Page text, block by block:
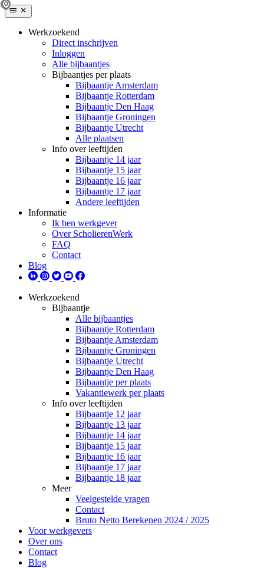
Werkzoekend
Direct inschrijven
Inloggen
Alle bijbaantjes
Bijbaantjes per plaats
Bijbaantje Amsterdam
Bijbaantje Rotterdam
Bijbaantje Den Haag
Bijbaantje Groningen
Bijbaantje Utrecht
Alle plaatsen
Info over leeftijden
Bijbaantje 14 jaar
Bijbaantje 15 jaar
Bijbaantje 16 jaar
Bijbaantje 17 jaar
Andere leeftijden
Informatie
Ik ben werkgever
Over ScholierenWerk
FAQ
Contact
Blog
Werkzoekend
Bijbaantje
Alle bijbaantjes
Bijbaantje Rotterdam
Bijbaantje Amsterdam
Bijbaantje Groningen
Bijbaantje Utrecht
Bijbaantje Den Haag
Bijbaantje per plaats
Vakantiewerk per plaats
Info over leeftijden
Bijbaantje 12 jaar
Bijbaantje 13 jaar
Bijbaantje 14 jaar
Bijbaantje 15 jaar
Bijbaantje 16 jaar
Bijbaantje 17 jaar
Bijbaantje 18 jaar
Meer
Veelgestelde vragen
Contact
Bruto Netto Berekenen 2024 / 2025
Voor werkgevers
Over ons
Contact
Blog